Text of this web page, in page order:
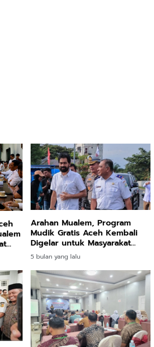
Arahan Mualem, Program
Mudik Gratis Aceh Kembali
Digelar untuk Masyarakat
Terdampak
5 bulan yang lalu